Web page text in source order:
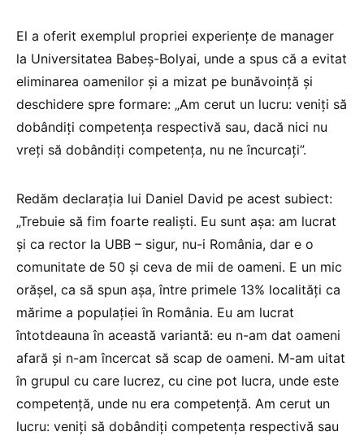
El a oferit exemplul propriei experiențe de manager
la Universitatea Babeș-Bolyai, unde a spus că a evitat
eliminarea oamenilor și a mizat pe bunăvoință și
deschidere spre formare: „Am cerut un lucru: veniți să
dobândiți competența respectivă sau, dacă nici nu
vreți să dobândiți competența, nu ne încurcați”.
Redăm declarația lui Daniel David pe acest subiect:
„Trebuie să fim foarte realiști. Eu sunt așa: am lucrat
și ca rector la UBB – sigur, nu-i România, dar e o
comunitate de 50 și ceva de mii de oameni. E un mic
orășel, ca să spun așa, între primele 13% localități ca
mărime a populației în România. Eu am lucrat
întotdeauna în această variantă: eu n-am dat oameni
afară și n-am încercat să scap de oameni. M-am uitat
în grupul cu care lucrez, cu cine pot lucra, unde este
competență, unde nu era competență. Am cerut un
lucru: veniți să dobândiți competența respectivă sau